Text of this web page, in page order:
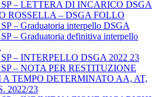
– LETTERA DI INCARICO DSGA
ROSSELLA – DSGA FOLLO
– Graduatoria interpello DSGA
– Graduatoria definitiva interpello
– INTERPELLO DSGA 2022 23
– NOTA PER RESTITUZIONE
A TEMPO DETERMINATO AA, AT,
2022/23